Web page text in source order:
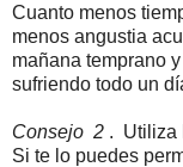
Cuanto menos
menos angustia
mañana temprano
sufriendo todo un
Consejo 2 . Utiliza
Si te lo puedes